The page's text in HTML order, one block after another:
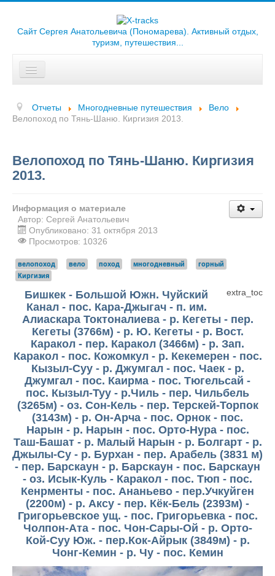
Сайт Сергея Анатольевича (Пономарева). Активный отдых,
туризм, путешествия...
Отчеты
Карты
Фотоальбомы
Ссылки
О сайте
Отчеты Многодневные путешествия
Вело
Велопоход по Тянь-Шаню. Киргизия 2013.
Велопоход по Тянь-Шаню. Киргизия
2013.
Информация о материале
Автор: Сергей Анатольевич
Опубликовано: 31 октября 2013
Просмотров: 10326
велопоход вело поход многодневный
горный
Киргизия
extra_toc
Бишкек - Большой Южн. Чуйский
Канал - пос. Кара-Джыгач - п. им.
Алиаскара Токтоналиева - р. Кегеты - пер.
Кегеты (3766м) - р. Ю. Кегеты - р. Вост.
Каракол - пер. Каракол (3466м) - р. Зап.
Каракол - пос. Кожомкул - р. Кекемерен - пос.
Кызыл-Суу - р. Джумгал - пос. Чаек - р.
Джумгал - пос. Каирма - пос. Тюгельсай -
пос. Кызыл-Туу - р.Чиль - пер. Чильбель
(3265м) - оз. Сон-Кель - пер. Терскей-Торпок
(3143м) - р. Он-Арча - пос. Орнок - пос.
Нарын - р. Нарын - пос. Орто-Нура - пос.
Таш-Башат - р. Малый Нарын - р. Болгарт - р.
Джылы-Су - р. Бурхан - пер. Арабель (3831 м)
- пер. Барскаун - р. Барскаун - пос. Барскаун
- оз. Исык-Куль - Каракол - пос. Тюп - пос.
Кенрменты - пос. Ананьево - пер.Учкуйген
(2200м) - р. Аксу - пер. Кёк-Бель (2393м) -
Григорьевское ущ. - пос. Григорьевка - пос.
Чолпон-Ата - пос. Чон-Сары-Ой - р. Орто-
Кой-Суу Юж. - пер.Кок-Айрык (3849м) - р.
Чонг-Кемин - р. Чу - пос. Кемин